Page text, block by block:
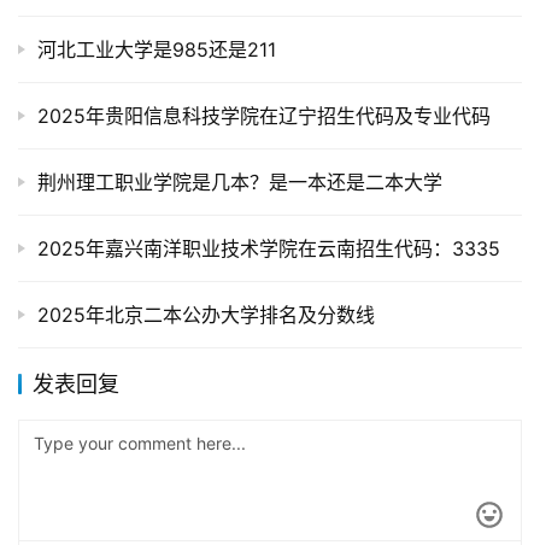
河北工业大学是985还是211
2025年贵阳信息科技学院在辽宁招生代码及专业代码
荆州理工职业学院是几本？是一本还是二本大学
2025年嘉兴南洋职业技术学院在云南招生代码：3335
2025年北京二本公办大学排名及分数线
发表回复